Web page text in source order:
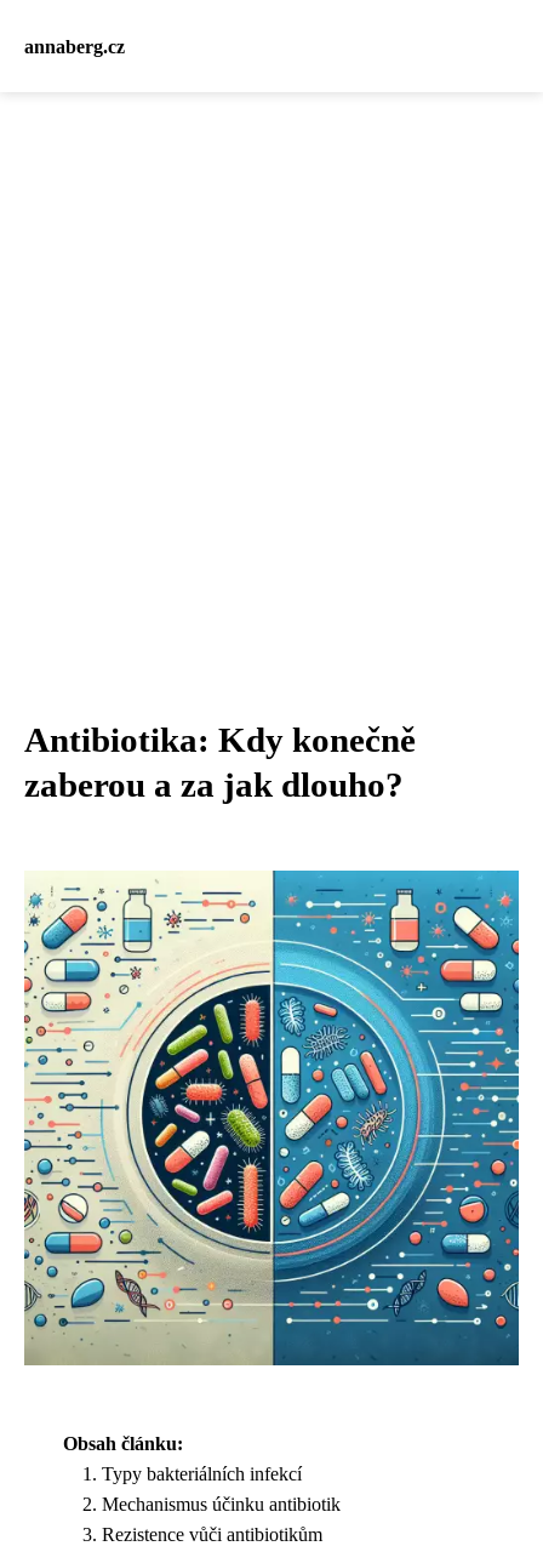
annaberg.cz
Antibiotika: Kdy konečně
zaberou a za jak dlouho?
Obsah článku:
Typy bakteriálních infekcí
Mechanismus účinku antibiotik
Rezistence vůči antibiotikům